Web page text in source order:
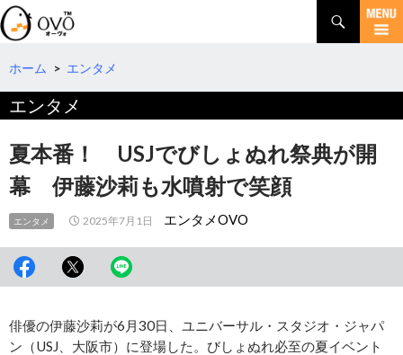
検
索
コ
テ
へ
移
動
ホーム > エンタメ
エンタメ
夏本番！ USJでびしょぬれ祭典が開
幕 伊藤沙莉も水噴射で笑顔
エンタメ 2025年7月1日 エンタメOVO
俳優の伊藤沙莉が6月30日、ユニバーサル・スタジオ・ジャパ
ン（USJ、大阪市）に登場した。びしょぬれ必至の夏イベント